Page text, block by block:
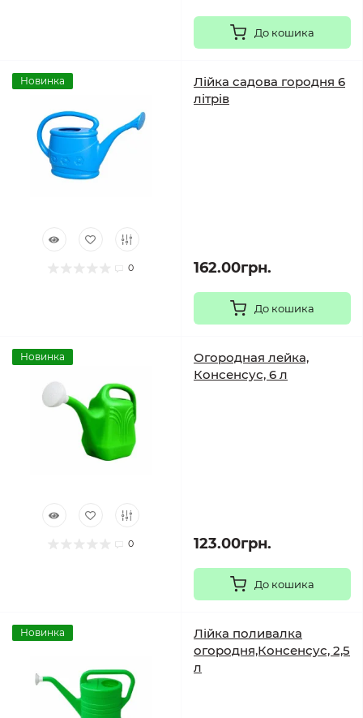
До кошика
Новинка
0
Лійка садова городня 6
літрів
162.00грн.
До кошика
Новинка
0
Огородная лейка,
Консенсус, 6 л
123.00грн.
До кошика
Новинка
Лійка поливалка
огородня,Консенсус, 2,5
л